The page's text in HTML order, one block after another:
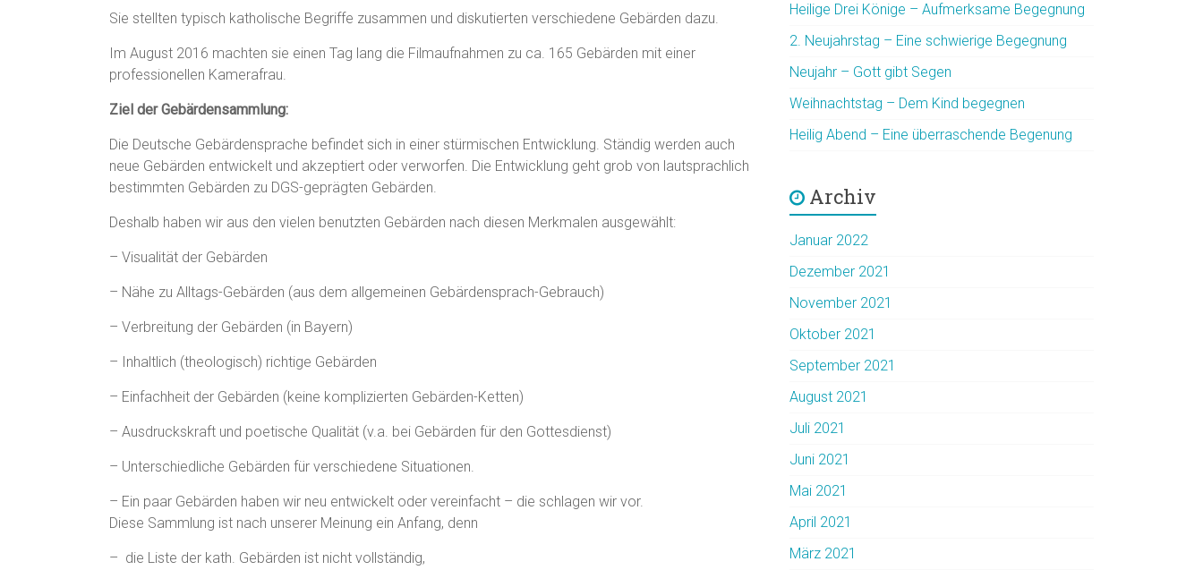
Sie stellten typisch katholische Begriffe zusammen und diskutierten verschiedene Gebärden dazu.
Im August 2016 machten sie einen Tag lang die Filmaufnahmen zu ca. 165 Gebärden mit einer
professionellen Kamerafrau.
Ziel der Gebärdensammlung:
Die Deutsche Gebärdensprache befindet sich in einer stürmischen Entwicklung. Ständig werden auch
neue Gebärden entwickelt und akzeptiert oder verworfen. Die Entwicklung geht grob von lautsprachlich
bestimmten Gebärden zu DGS-geprägten Gebärden.
Deshalb haben wir aus den vielen benutzten Gebärden nach diesen Merkmalen ausgewählt:
– Visualität der Gebärden
– Nähe zu Alltags-Gebärden (aus dem allgemeinen Gebärdensprach-Gebrauch)
– Verbreitung der Gebärden (in Bayern)
– Inhaltlich (theologisch) richtige Gebärden
– Einfachheit der Gebärden (keine komplizierten Gebärden-Ketten)
– Ausdruckskraft und poetische Qualität (v.a. bei Gebärden für den Gottesdienst)
– Unterschiedliche Gebärden für verschiedene Situationen.
– Ein paar Gebärden haben wir neu entwickelt oder vereinfacht – die schlagen wir vor.
Diese Sammlung ist nach unserer Meinung ein Anfang, denn
– die Liste der kath. Gebärden ist nicht vollständig,
Heilige Drei Könige – Aufmerksame Begegnung
2. Neujahrstag – Eine schwierige Begegnung
Neujahr – Gott gibt Segen
Weihnachtstag – Dem Kind begegnen
Heilig Abend – Eine überraschende Begenung
Archiv
Januar 2022
Dezember 2021
November 2021
Oktober 2021
September 2021
August 2021
Juli 2021
Juni 2021
Mai 2021
April 2021
März 2021